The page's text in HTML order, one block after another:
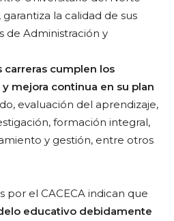
la calidad de sus
de Administración y
carreras cumplen los
mejora continua en su plan
evaluación del aprendizaje,
formación integral,
y gestión, entre otros
por el CACECA indican que
educativo debidamente